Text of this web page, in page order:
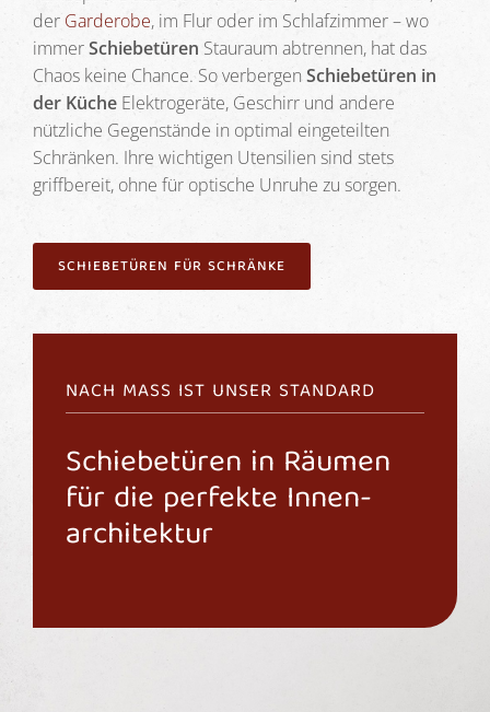
der Garderobe, im Flur oder im Schlafzimmer – wo
immerSchiebetüren Stauraum abtrennen, hat das
Chaos keine Chance. So verbergenSchiebetüren in
der KücheElektrogeräte, Geschirr und andere
nützliche Gegenstände in optimal eingeteilten
Schränken. Ihre wichtigen Utensilien sind stets
griffbereit, ohne für optische Unruhe zu sorgen.
SCHIEBETÜREN FÜR SCHRÄNKE
NACH MASS IST UNSER STANDARD
Schiebetüren in Räumen
für die perfekte Innen­
architektur